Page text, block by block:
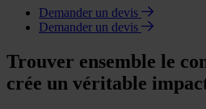
Demander un devis
Demander un devis
Trouver ensemble le
crée un véritable